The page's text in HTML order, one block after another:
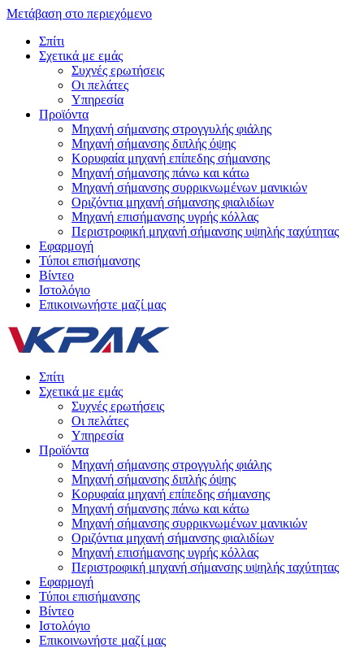
Μετάβαση στο περιεχόμενο
Σπίτι
Σχετικά με εμάς
Συχνές ερωτήσεις
Οι πελάτες
Υπηρεσία
Προϊόντα
Μηχανή σήμανσης στρογγυλής φιάλης
Μηχανή σήμανσης διπλής όψης
Κορυφαία μηχανή επίπεδης σήμανσης
Μηχανή σήμανσης πάνω και κάτω
Μηχανή σήμανσης συρρικνωμένων μανικιών
Οριζόντια μηχανή σήμανσης φιαλιδίων
Μηχανή επισήμανσης υγρής κόλλας
Περιστροφική μηχανή σήμανσης υψηλής ταχύτητας
Εφαρμογή
Τύποι επισήμανσης
Βίντεο
Ιστολόγιο
Επικοινωνήστε μαζί μας
Σπίτι
Σχετικά με εμάς
Συχνές ερωτήσεις
Οι πελάτες
Υπηρεσία
Προϊόντα
Μηχανή σήμανσης στρογγυλής φιάλης
Μηχανή σήμανσης διπλής όψης
Κορυφαία μηχανή επίπεδης σήμανσης
Μηχανή σήμανσης πάνω και κάτω
Μηχανή σήμανσης συρρικνωμένων μανικιών
Οριζόντια μηχανή σήμανσης φιαλιδίων
Μηχανή επισήμανσης υγρής κόλλας
Περιστροφική μηχανή σήμανσης υψηλής ταχύτητας
Εφαρμογή
Τύποι επισήμανσης
Βίντεο
Ιστολόγιο
Επικοινωνήστε μαζί μας